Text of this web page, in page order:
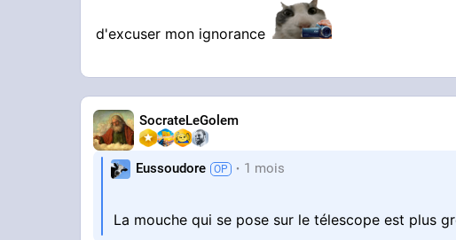
d'excuser mon ignorance
SocrateLeGolem
Eussoudore 1 mois
La mouche qui se pose sur le télescope est plus